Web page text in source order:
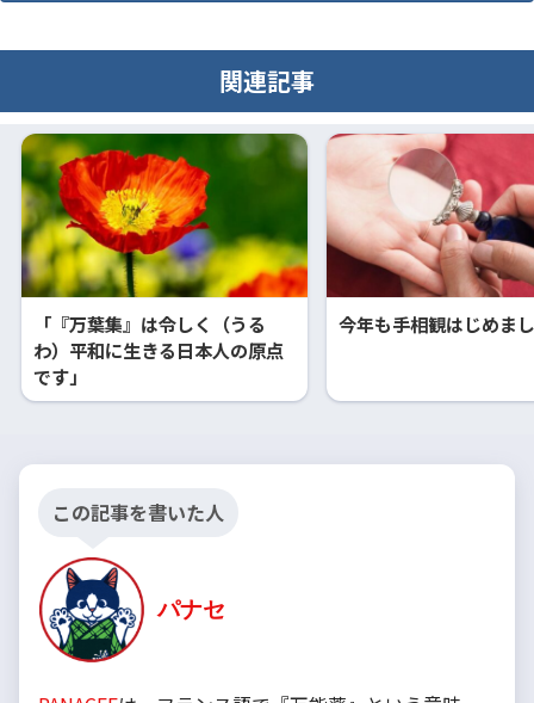
関連記事
「『万葉集』は令しく（うる
わ）平和に生きる日本人の原点
です」
今年も手相観はじめま
この記事を書いた人
パナセ